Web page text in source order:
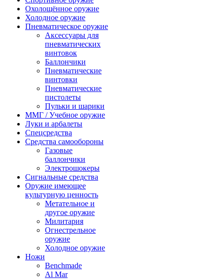
Охолощённое оружие
Холодное оружие
Пневматическое оружие
Аксессуары для
пневматических
винтовок
Баллончики
Пневматические
винтовки
Пневматические
пистолеты
Пульки и шарики
ММГ / Учебное оружие
Луки и арбалеты
Спецсредства
Средства самообороны
Газовые
баллончики
Электрошокеры
Сигнальные средства
Оружие имеющее
культурную ценность
Метательное и
другое оружие
Милитария
Огнестрельное
оружие
Холодное оружие
Ножи
Benchmade
Al Mar